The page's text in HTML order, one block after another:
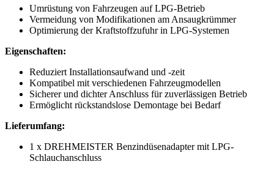
Umrüstung von Fahrzeugen auf LPG-Betrieb
Vermeidung von Modifikationen am Ansaugkrümmer
Optimierung der Kraftstoffzufuhr in LPG-Systemen
Eigenschaften:
Reduziert Installationsaufwand und -zeit
Kompatibel mit verschiedenen Fahrzeugmodellen
Sicherer und dichter Anschluss für zuverlässigen Betrieb
Ermöglicht rückstandslose Demontage bei Bedarf
Lieferumfang:
1 x DREHMEISTER Benzindüsenadapter mit LPG-
Schlauchanschluss